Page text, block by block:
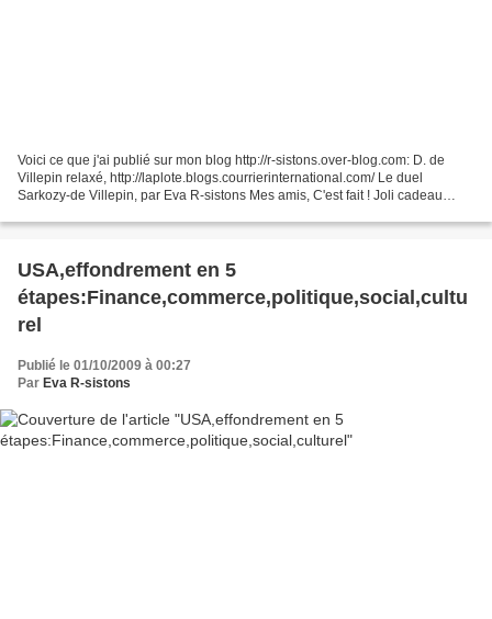
Voici ce que j'ai publié sur mon blog http://r-sistons.over-blog.com: D. de
Villepin relaxé, http://laplote.blogs.courrierinternational.com/ Le duel
Sarkozy-de Villepin, par Eva R-sistons Mes amis, C'est fait ! Joli cadeau
USA,effondrement en 5
étapes:Finance,commerce,politique,social,cultu
rel
Publié le 01/10/2009 à 00:27
Par Eva R-sistons